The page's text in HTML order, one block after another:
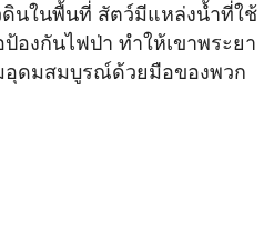
นในพื้นที่ สัตว์มีแหล่งน้ำที่ใช้
องกันไฟป่า ทำให้เขาพระยา
อุดมสมบูรณ์ด้วยมือของพวก